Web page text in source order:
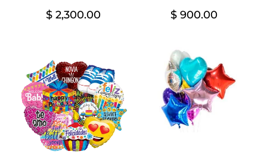
$ 2,300.00 $ 900.00